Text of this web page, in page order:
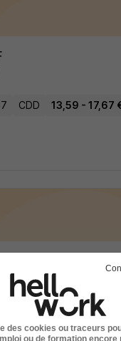
CDD 13,59 - 17,67
CDD 14,40 - 18,73
des cookies ou traceurs
ou de formation encore